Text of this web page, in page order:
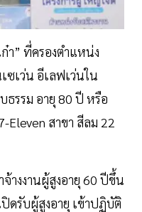
า” ที่ครองตำแหน่ง
ซเว่น อีเลฟเว่นใน
ธรรม อายุ 80 ปี หรือ
สาขา สีลม 22
งงานผู้สูงอายุ 60 ปีขึ้น
ปิดรับผู้สูงอายุ เข้าปฏิบัติ